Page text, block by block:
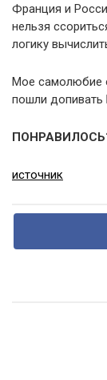
Франция и
нельзя
логику
Мое самолюбие
пошли допивать
источник